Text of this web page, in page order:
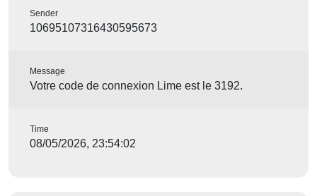
Sender
10695107316430595673
Message
Votre code de connexion Lime est le 3192.
Time
08/05/2026, 23:54:02